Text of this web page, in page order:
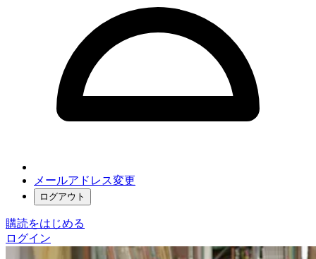
メールアドレス変更
ログアウト
購読をはじめる
ログイン